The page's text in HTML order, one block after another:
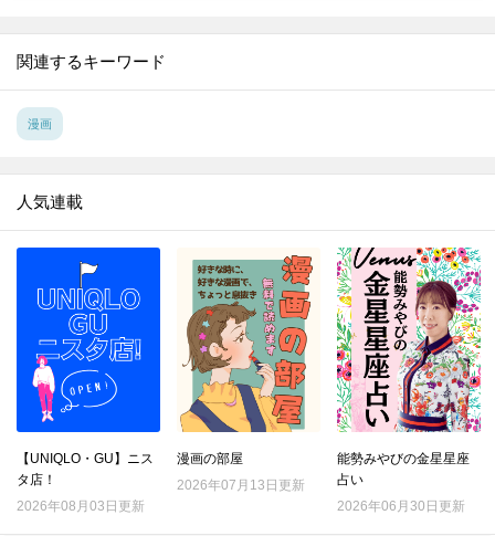
関連するキーワード
漫画
人気連載
【UNIQLO・GU】ニス
タ店！
2026年08月03日更新
漫画の部屋
2026年07月13日更新
能勢みやびの金星星座
占い
2026年06月30日更新